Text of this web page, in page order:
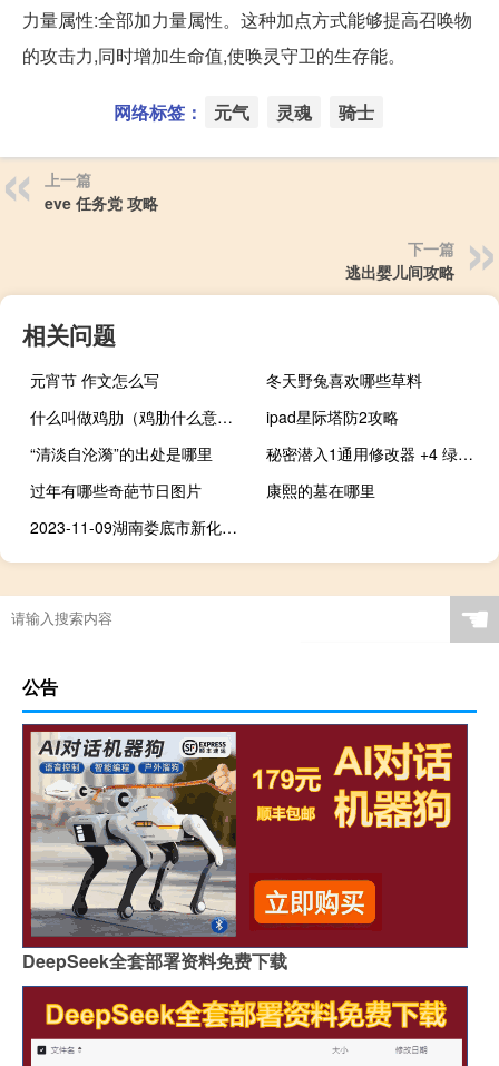
力量属性:全部加力量属性。这种加点方式能够提高召唤物
的攻击力,同时增加生命值,使唤灵守卫的生存能。
网络标签： 元气 灵魂 骑士
上一篇
eve 任务党 攻略
下一篇
逃出婴儿间攻略
相关问题
元宵节 作文怎么写
冬天野兔喜欢哪些草料
什么叫做鸡肋（鸡肋什么意思）
ipad星际塔防2攻略
“清淡自沦漪”的出处是哪里
秘密潜入1通用修改器 +4 绿色免费版（秘密潜入1通用修改器 +4 绿色免费版功能简介）
过年有哪些奇葩节日图片
康熙的墓在哪里
2023-11-09湖南娄底市新化县(松树菌)的报价是多少
☚
公告
DeepSeek全套部署资料免费下载